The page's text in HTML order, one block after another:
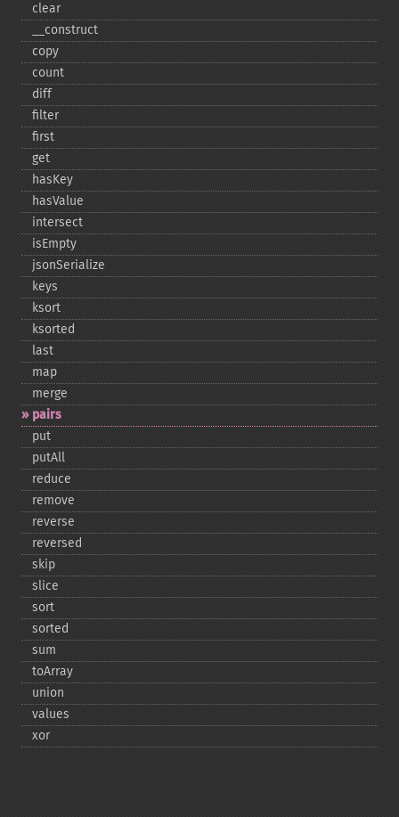
clear
_​_​construct
copy
count
diff
filter
first
get
hasKey
hasValue
intersect
isEmpty
jsonSerialize
keys
ksort
ksorted
last
map
merge
pairs
put
putAll
reduce
remove
reverse
reversed
skip
slice
sort
sorted
sum
toArray
union
values
xor